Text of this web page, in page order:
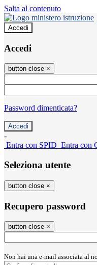
Salta al contenuto
Accedi
Accedi
button close ×
Password dimenticata?
-
Entra con SPID Entra con
Seleziona utente
button close ×
Recupero password
button close ×
Non hai una e-mail associata al